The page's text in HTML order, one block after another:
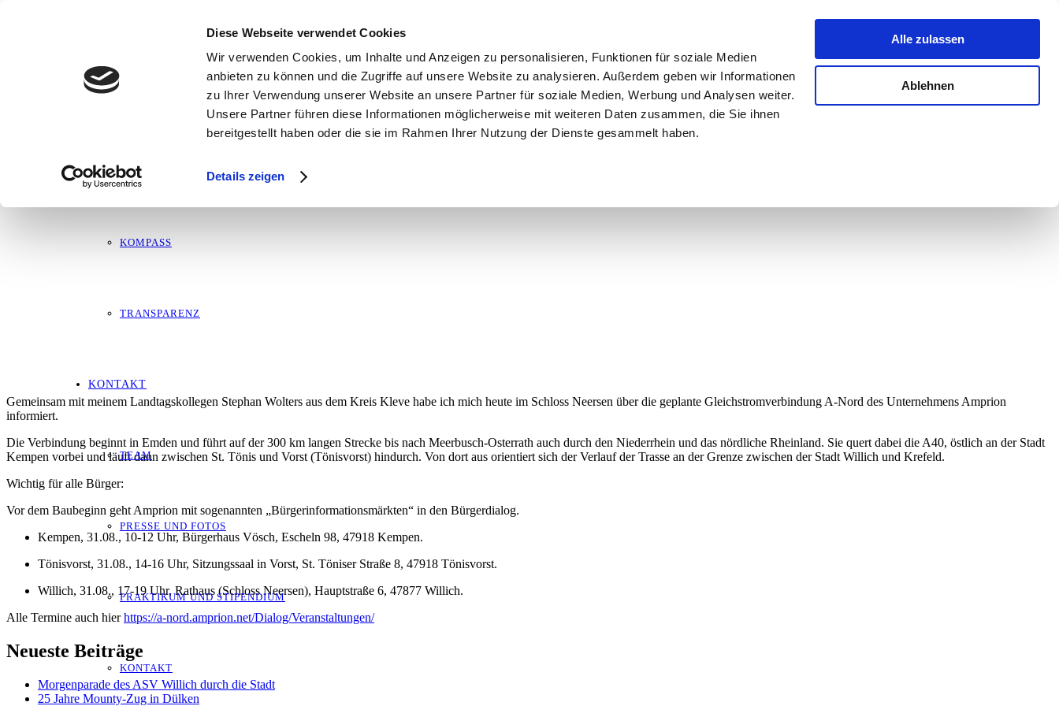
Diese Webseite verwendet Cookies
Wir verwenden Cookies, um Inhalte und Anzeigen zu personalisieren, Funktionen für soziale Medien
anbieten zu können und die Zugriffe auf unsere Website zu analysieren. Außerdem geben wir Informationen
zu Ihrer Verwendung unserer Website an unsere Partner für soziale Medien, Werbung und Analysen weiter.
Unsere Partner führen diese Informationen möglicherweise mit weiteren Daten zusammen, die Sie ihnen
bereitgestellt haben oder die sie im Rahmen Ihrer Nutzung der Dienste gesammelt haben.
Details zeigen
Alle zulassen
Ablehnen
LEBENSLAUF
KOMPASS
TRANSPARENZ
KONTAKT
TEAM
PRESSE UND FOTOS
PRAKTIKUM UND STIPENDIUM
KONTAKT
Info-Veranstaltung zur Verbindung A-Nord
Gemeinsam mit meinem Landtagskollegen Stephan Wolters aus dem Kreis Kleve habe ich mich heute im Schloss Neersen über die geplante Gleichstromverbindung A-Nord des Unternehmens Amprion
informiert.
Die Verbindung beginnt in Emden und führt auf der 300 km langen Strecke bis nach Meerbusch-Osterrath auch durch den Niederrhein und das nördliche Rheinland. Sie quert dabei die A40, östlich an der Stadt
Kempen vorbei und läuft dann zwischen St. Tönis und Vorst (Tönisvorst) hindurch. Von dort aus orientiert sich der Verlauf der Trasse an der Grenze zwischen der Stadt Willich und Krefeld.
Wichtig für alle Bürger:
Vor dem Baubeginn geht Amprion mit sogenannten „Bürgerinformationsmärkten“ in den Bürgerdialog.
Kempen, 31.08., 10-12 Uhr, Bürgerhaus Vösch, Escheln 98, 47918 Kempen.
Tönisvorst, 31.08., 14-16 Uhr, Sitzungssaal in Vorst, St. Töniser Straße 8, 47918 Tönisvorst.
Willich, 31.08., 17-19 Uhr, Rathaus (Schloss Neersen), Hauptstraße 6, 47877 Willich.
Alle Termine auch hierhttps://a-nord.amprion.net/Dialog/Veranstaltungen/
Neueste Beiträge
Morgenparade des ASV Willich durch die Stadt
25 Jahre Mounty-Zug in Dülken